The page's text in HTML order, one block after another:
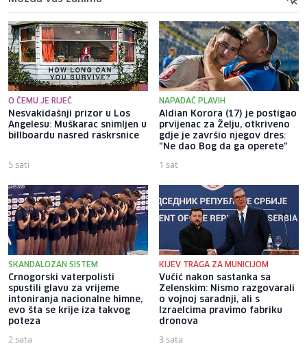
O ČEMU JE RIJEČ
Nesvakidašnji prizor u Los
Angelesu: Muškarac snimljen u
billboardu nasred raskrsnice
5 sati
NAPADAČ PLAVIH
Aldian Korora (17) je postigao
prvijenac za Želju, otkriveno
gdje je završio njegov dres:
"Ne dao Bog da ga operete"
1 sat
SKANDALOZAN SISTEM
Crnogorski vaterpolisti
spustili glavu za vrijeme
intoniranja nacionalne himne,
evo šta se krije iza takvog
poteza
2 sata
KIJEV TRAGA ZA MUNICIJOM
Vučić nakon sastanka sa
Zelenskim: Nismo razgovarali
o vojnoj saradnji, ali s
Izraelcima pravimo fabriku
dronova
3 sata